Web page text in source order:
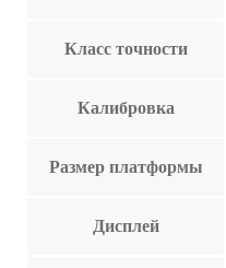
Класс точности
Калибровка
Размер платформы
Дисплей